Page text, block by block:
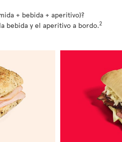
+ bebida + aperitivo)?
bebida y el aperitivo a bordo.2